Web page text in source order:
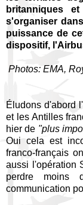
britanniques
s'organiser
puissance de
dispositif,
Photos: EMA,
Éludons d'abord
et les Antilles
hier de "plus
Oui cela est
franco-français
aussi l'opération
perdre moins
communication